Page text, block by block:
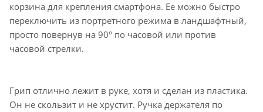
корзина для крепления смартфона. Ее можно быстро
переключить из портретного режима в ландшафтный,
просто повернув на 90° по часовой или против
часовой стрелки.
Грип отлично лежит в руке, хотя и сделан из пластика.
Он не скользит и не хрустит. Ручка держателя по